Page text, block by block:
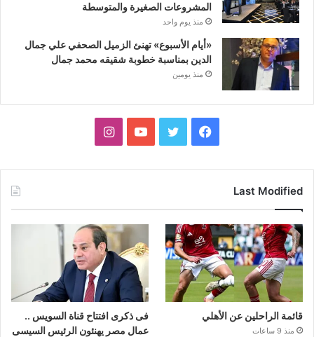
المشروعات الصغيرة والمتوسطة
منذ يوم واحد
«أيام الأسبوع» تهنئ الزميل الصحفي علي جمال
الدين بمناسبة خطوبة شقيقه محمد جمال
منذ يومين
فيسبوك تويتر يوتيوبانستقرام
Last Modified
قائمة الراحلين عن الأهلي
منذ 9 ساعات
فى ذكرى افتتاح قناة السويس ..
عمال مصر يهنئون الرئيس السيسى